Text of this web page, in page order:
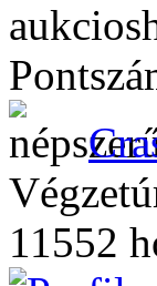
11552